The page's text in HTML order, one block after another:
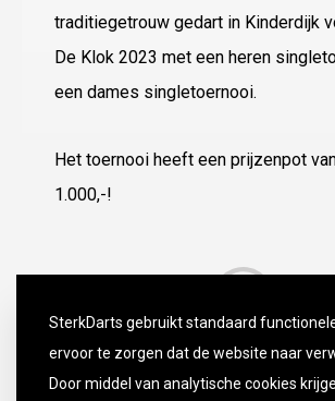
traditiegetrouw gedart in Kinderdijk
De Klok 2023 met een heren
een dames singletoernooi.
Het toernooi heeft een prijzenpot
1.000,-!
SterkDarts gebruikt standaard
ervoor te zorgen dat de website naar
Door middel van analytische cookies